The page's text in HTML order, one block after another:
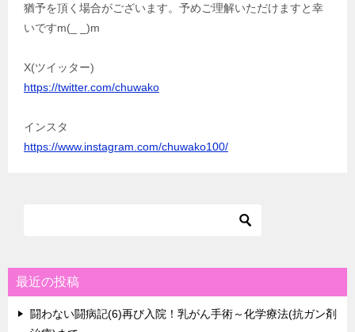
猶予を頂く場合がございます。予めご理解いただけますと幸
いですm(_ _)m
X(ツイッター)
https://twitter.com/chuwako
インスタ
https://www.instagram.com/chuwako100/
最近の投稿
闘わない闘病記(6)再び入院！乳がん手術～化学療法(抗ガン剤